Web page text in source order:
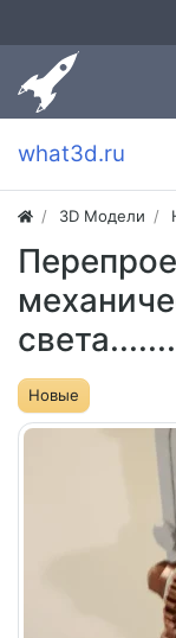
what3d.ru
3D Модели
Новые